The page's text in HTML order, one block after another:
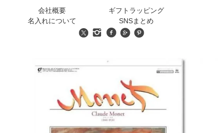
会社概要
ギフトラッピング
名入れについて
SNSまとめ